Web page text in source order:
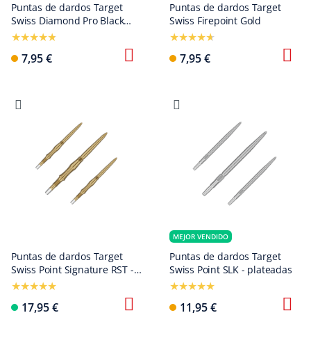
Puntas de dardos Target
Swiss Diamond Pro Black
Points
7,95 €
Puntas de dardos Target
Swiss Firepoint Gold
7,95 €
Puntas de dardos Target
Swiss Point Signature RST -
Oro
17,95 €
MEJOR VENDIDO
Puntas de dardos Target
Swiss Point SLK - plateadas
11,95 €